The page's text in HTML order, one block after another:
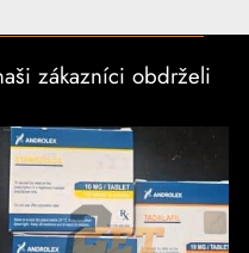
zákazníci obdrželi